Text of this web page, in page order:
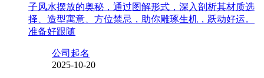
子风水摆放的奥秘，通过图解形式，深入剖析其材质选
择、造型寓意、方位禁忌，助你雕琢生机，跃动好运。
准备好跟随
公司起名
2025-10-20